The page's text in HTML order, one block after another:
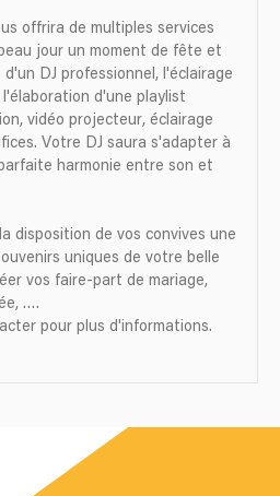
offrira de multiples services
jour un moment de fête et
DJ professionnel, l'éclairage
d'une playlist
vidéo projecteur, éclairage
Votre DJ saura s'adapter à
harmonie entre son et
disposition de vos convives une
uniques de votre belle
vos faire-part de mariage,
….
pour plus d'informations.